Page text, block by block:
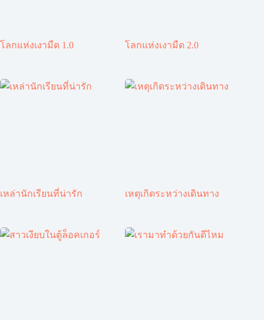
โลกแห่งเงามืด 1.0 โลกแห่งเงามืด 2.0
เหล่านักเรียนที่น่ารัก เหตุเกิดระหว่างเดินทาง